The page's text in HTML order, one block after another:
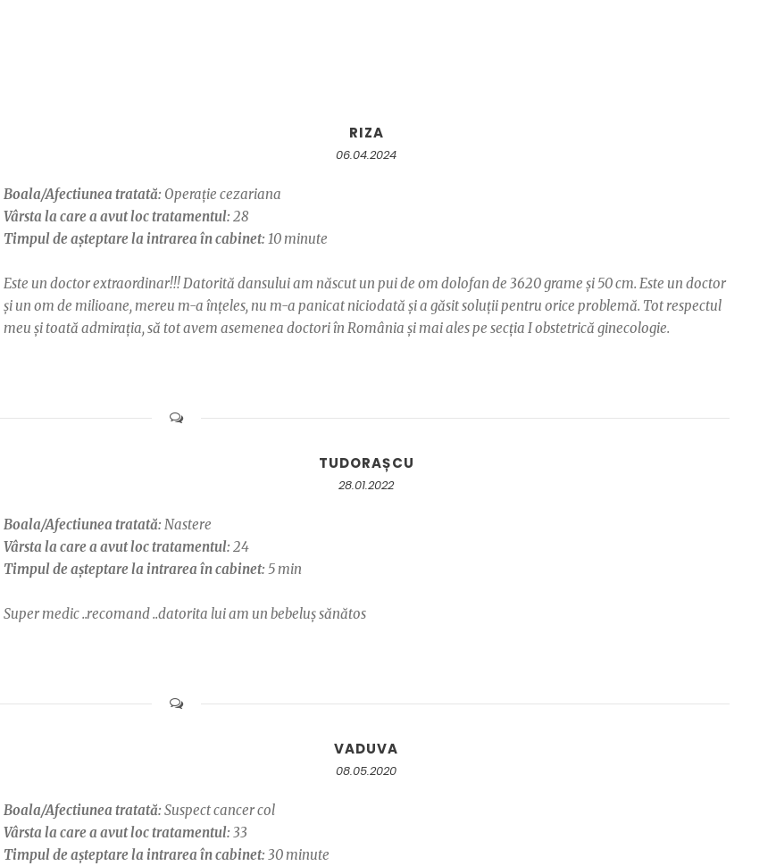
RIZA
06.04.2024
Boala/Afectiunea tratată: Operație cezariana
Vârsta la care a avut loc tratamentul: 28
Timpul de așteptare la intrarea în cabinet: 10 minute
Este un doctor extraordinar!!! Datorită dansului am născut un pui de om dolofan de 3620 grame și 50 cm. Este un doctor
și un om de milioane, mereu m-a înțeles, nu m-a panicat niciodată și a găsit soluții pentru orice problemă. Tot respectul
meu și toată admirația, să tot avem asemenea doctori în România și mai ales pe secția I obstetrică ginecologie.
TUDORAȘCU
28.01.2022
Boala/Afectiunea tratată: Nastere
Vârsta la care a avut loc tratamentul: 24
Timpul de așteptare la intrarea în cabinet: 5 min
Super medic ..recomand ..datorita lui am un bebeluș sănătos
VADUVA
08.05.2020
Boala/Afectiunea tratată: Suspect cancer col
Vârsta la care a avut loc tratamentul: 33
Timpul de așteptare la intrarea în cabinet: 30 minute